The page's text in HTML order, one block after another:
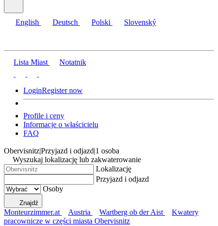
English Deutsch Polski Slovenský
Lista Miast Notatnik
LoginRegister now
Profile i ceny
Informacje o właścicielu
FAQ
Obervisnitz|Przyjazd i odjazd|1 osoba
Wyszukaj lokalizację lub zakwaterowanie
Lokalizację
Przyjazd i odjazd
Osoby
Znajdź
Monteurzimmer.at Austria Wartberg ob der Aist
Kwatery
pracownicze w części miasta Obervisnitz